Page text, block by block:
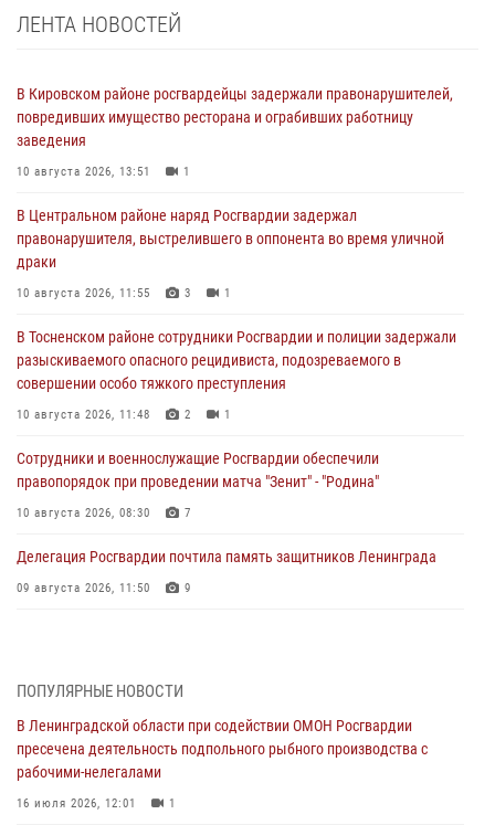
ЛЕНТА НОВОСТЕЙ
В Кировском районе росгвардейцы задержали правонарушителей,
повредивших имущество ресторана и ограбивших работницу
заведения
10 августа 2026, 13:51 1
В Центральном районе наряд Росгвардии задержал
правонарушителя, выстрелившего в оппонента во время уличной
драки
10 августа 2026, 11:55 3 1
В Тосненском районе сотрудники Росгвардии и полиции задержали
разыскиваемого опасного рецидивиста, подозреваемого в
совершении особо тяжкого преступления
10 августа 2026, 11:48 2 1
Сотрудники и военнослужащие Росгвардии обеспечили
правопорядок при проведении матча "Зенит" - "Родина"
10 августа 2026, 08:30 7
Делегация Росгвардии почтила память защитников Ленинграда
09 августа 2026, 11:50 9
09 августа 2026, 11:30 4
Сотрудники Росгвардии приняли участие в праздновании Дня
физкультурника
08 августа 2026, 17:21
ПОПУЛЯРНЫЕ НОВОСТИ
В Ленинградской области при содействии ОМОН Росгвардии
пресечена деятельность подпольного рыбного производства с
рабочими-нелегалами
16 июля 2026, 12:01 1